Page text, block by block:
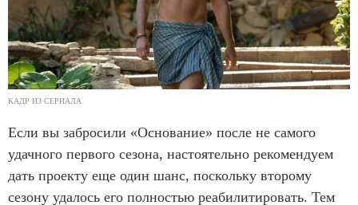
КАДР ИЗ СЕРИАЛА
Если вы забросили «Основание» после не самого
удачного первого сезона, настоятельно рекомендуем
дать проекту еще один шанс, поскольку второму
сезону удалось его полностью реабилитировать. Тем